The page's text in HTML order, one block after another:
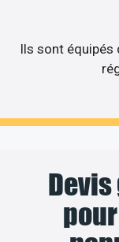
Ils sont équipés